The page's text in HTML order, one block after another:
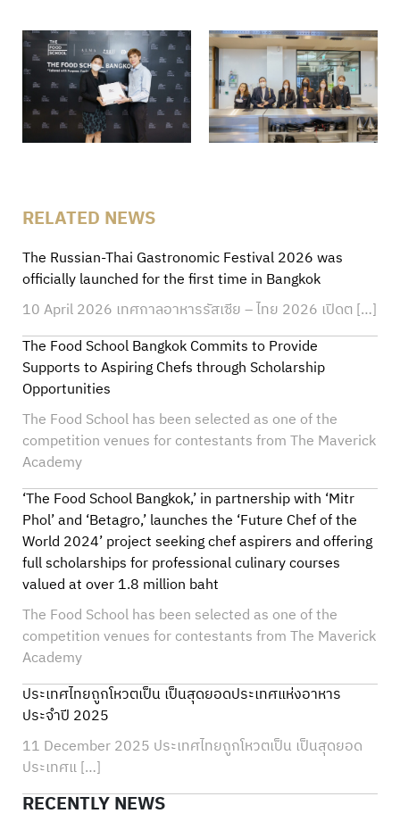
RELATED NEWS
The Russian-Thai Gastronomic Festival 2026 was
officially launched for the first time in Bangkok
10 April 2026 เทศกาลอาหารรัสเซีย – ไทย 2026 เปิดต […]
The Food School Bangkok Commits to Provide
Supports to Aspiring Chefs through Scholarship
Opportunities
The Food School has been selected as one of the
competition venues for contestants from The Maverick
Academy
‘The Food School Bangkok,’ in partnership with ‘Mitr
Phol’ and ‘Betagro,’ launches the ‘Future Chef of the
World 2024’ project seeking chef aspirers and offering
full scholarships for professional culinary courses
valued at over 1.8 million baht
The Food School has been selected as one of the
competition venues for contestants from The Maverick
Academy
ประเทศไทยถูกโหวตเป็น เป็นสุดยอดประเทศแห่งอาหาร
ประจำปี 2025
11 December 2025 ประเทศไทยถูกโหวตเป็น เป็นสุดยอด
ประเทศแ […]
RECENTLY NEWS